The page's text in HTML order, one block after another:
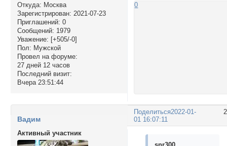
Откуда: Москва
Зарегистрирован: 2021-07-23
Приглашений: 0
Сообщений: 1979
Уважение: [+505/-0]
Пол: Мужской
Провел на форуме:
27 дней 12 часов
Последний визит:
Вчера 23:51:44
0
Поделиться2022-01-
01 16:07:11
Вадим
Активный участник